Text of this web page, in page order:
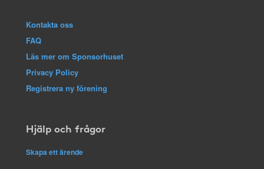
Kontakta oss
FAQ
Läs mer om Sponsorhuset
Privacy Policy
Registrera ny förening
Hjälp och frågor
Skapa ett ärende